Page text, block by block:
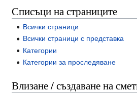
Списъци на страниците
Всички страници
Всички страници с представка
Категории
Категории за проследяване
Влизане / създаване на